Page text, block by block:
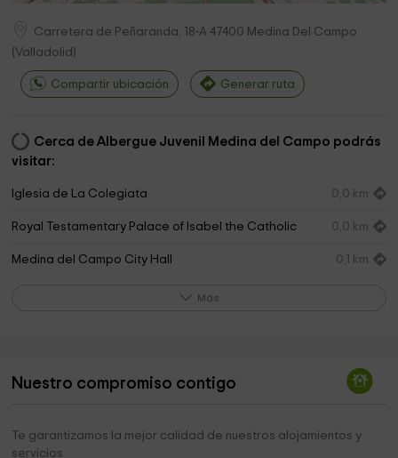
Carretera de Peñaranda, 18-A 47400 Medina Del Campo
(Valladolid )
Compartir ubicación Generar ruta
Cerca de Albergue Juvenil Medina del Campo podrás
visitar:
Iglesia de La Colegiata 0,0 km
Royal Testamentary Palace of Isabel the Catholic 0,0 km
Medina del Campo City Hall 0,1 km
DIOS es amor 0,2 km
Más
Nuestro compromiso contigo
Te garantizamos la mejor calidad de nuestros alojamientos y
servicios